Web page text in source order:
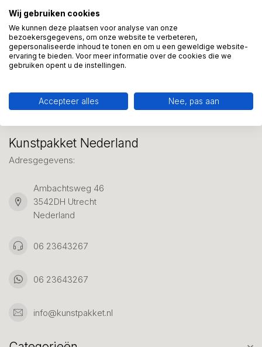
Meer informatie?
We helpen graag met uw keuze of geven advies, bel of app
ons 7 dagen per week: 06-23643267
Kunstpakket Nederland
Adresgegevens:
Ambachtsweg 46
3542DH Utrecht
Nederland
06 23643267
06 23643267
info@kunstpakket.nl
Wij gebruiken cookies
We kunnen deze plaatsen voor analyse van onze
bezoekersgegevens, om onze website te verbeteren,
gepersonaliseerde inhoud te tonen en om u een geweldige website-
ervaring te bieden. Voor meer informatie over de cookies die we
gebruiken opent u de instellingen.
Accepteer alles Nee, pas aan